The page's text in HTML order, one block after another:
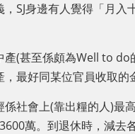
SJ身邊有人覺得「月
產(甚至係頗為Well to
最好同某位官員收取的
社會上(靠出糧的人)最
萬。到退休時，減去